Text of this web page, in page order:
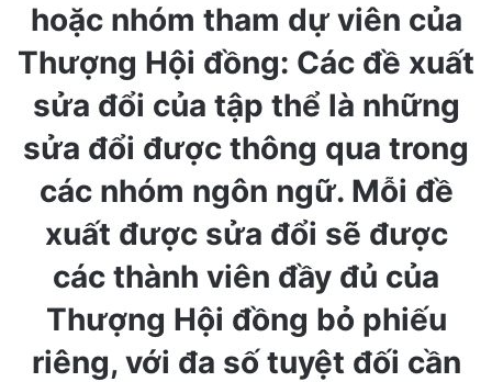
hoặc nhóm tham dự viên của
Thượng Hội đồng: Các đề xuất
sửa đổi của tập thể là những
sửa đổi được thông qua trong
các nhóm ngôn ngữ. Mỗi đề
xuất được sửa đổi sẽ được
các thành viên đầy đủ của
Thượng Hội đồng bỏ phiếu
riêng, với đa số tuyệt đối cần